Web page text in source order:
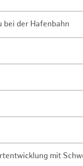
der Hafenbahn
mit